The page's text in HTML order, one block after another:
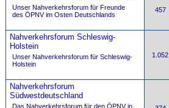
Unser Nahverkehrsforum für Freunde
des ÖPNV im Osten Deutschlands
457
Nahverkehrsforum Schleswig-
Holstein
Unser Nahverkehrsforum für Schleswig-
Holstein
1.052
Nahverkehrsforum
Südwestdeutschland
Das Nahverkehrsforum für den ÖPNV in